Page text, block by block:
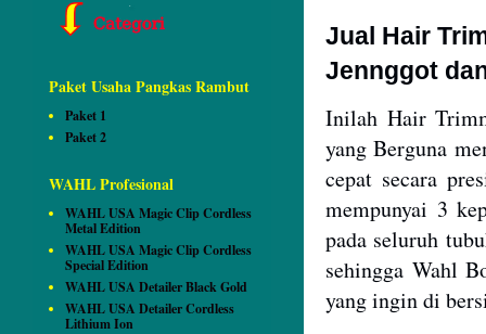
Jual Hair
Jennggot
Inilah Hair
yang Berguna
cepat secara
mempunyai 3
pada seluruh
sehingga Wahl
yang ingin di
Paket Usaha Pangkas Rambut
Paket 1
Paket 2
WAHL Profesional
WAHL USA Magic Clip Cordless
Metal Edition
WAHL USA Magic Clip Cordless
Special Edition
WAHL USA Detailer Black Gold
WAHL USA Detailer Cordless
Lithium Ion